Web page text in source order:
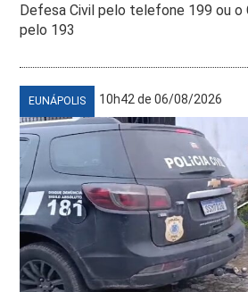
Defesa Civil pelo telefone 199 ou o
pelo 193
EUNÁPOLIS 10h42 de 06/08/2026